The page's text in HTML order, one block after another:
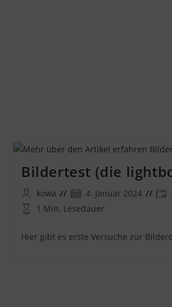
Bildertest (die
Beitrags-
Autor:
kowa
Beitrag
veröffentlicht:
4. Januar 2024
Lesedauer:
1 Min. Lesedauer
Hier gibt es erste Versuche zur